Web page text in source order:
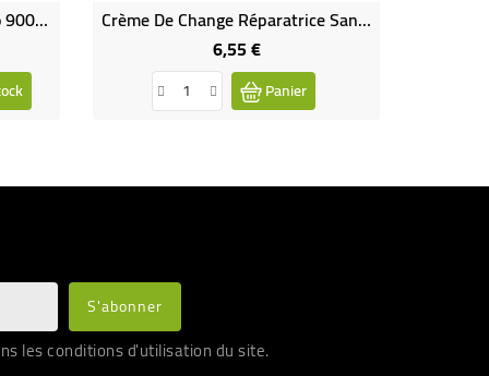
Bioliniment Oléo-Calcaire Bio 900 ML
Crème De Change Réparatrice Sans Oxyde De Zinc
6,55 €Prix
Panier
les conditions d'utilisation du site.